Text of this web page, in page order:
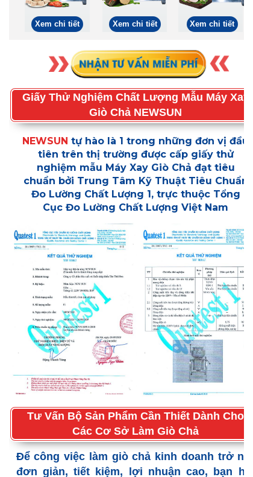
Xem chi tiết Xem chi tiết Xem chi tiết
NEWSUN tự hào là 1 trong những đơn vị đầu
tiên trên thị trường được cấp giấy thử
nghiệm mẫu Máy Xay Giò Chả đạt tiêu
chuẩn bởi Trung Tâm Kỹ Thuật Tiêu Chuẩn
Đo Lường Chất Lượng 1, trực thuộc Tổng
Cục Đo Lường Chất Lượng Việt Nam
Giấy Thử Nghiệm Chất Lượng Mẫu Máy Xay
Giò Chả NEWSUN
Để công việc làm giò chả kinh doanh trở nên
đơn giản, tiết kiệm, lợi nhuận cao, bạn hãy
Tư Vấn Bộ Sản Phẩm Cần Thiết Dành Cho
Các Cơ Sở Làm Giò Chả